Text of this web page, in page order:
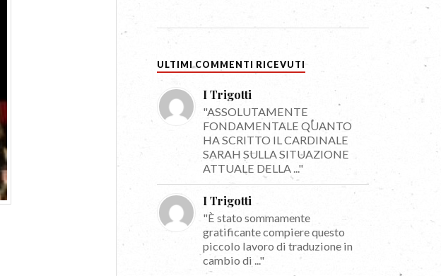
ULTIMI COMMENTI RICEVUTI
I Trigotti
"ASSOLUTAMENTE
FONDAMENTALE QUANTO
HA SCRITTO IL CARDINALE
SARAH SULLA SITUAZIONE
ATTUALE DELLA ..."
I Trigotti
"È stato sommamente
gratificante compiere questo
piccolo lavoro di traduzione in
cambio di ..."